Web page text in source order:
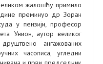
жалошћу примило
преминуо др Зоран
у пензији, професор
Унион, аутор великог
ангажованих
часописа, угледни